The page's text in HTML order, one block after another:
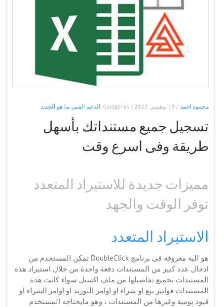
محمود احمد/ 19 نوفمبر, 2023 / Categories: الدعم الفني, ما هو الجديد
تسجيل جميع مستنداتك بأسهل
طريقة وفى اسرع وقت
مميزات جديدة للاستيراد المتعدد
توفر الوقت والجهد
الاستيراد المتعدد
هو الية معروفة فى برنامج DoubleClick تمكن المستخدم من
ادخال عدد كبير من المستندات دفعة واحدة من خلال استيراد هذه
المستندات بجميع تفاصيلها من ملف اكسيل سواء كانت هذه
المستندات فواتير بيع او شراء او اوامر التوريد او اوامر الشراء او
قيود يومية وغيرها من المستندات ، وهو مايحتاجه المستخدم